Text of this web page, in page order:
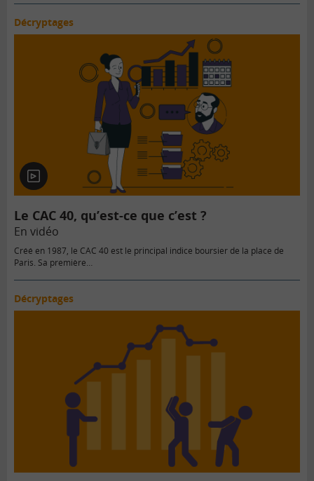
Décryptages
En
vidéo
Le CAC 40, qu’est-ce que c’est ?
En vidéo
Créé en 1987, le CAC 40 est le principal indice boursier de la place de
Paris. Sa première…
Décryptages